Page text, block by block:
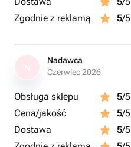
Zgodnie z reklamą
5/5
Nadawca
Czerwiec 2026
Obsługa sklepu 5/5
Cena/jakość
5/5
Dostawa
5/5